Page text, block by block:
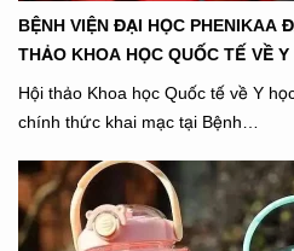
BỆNH VIỆN ĐẠI HỌC PHENIKAA
THẢO KHOA HỌC QUỐC TẾ VỀ
Hội thảo Khoa học Quốc tế về Y
chính thức khai mạc tại Bệnh…